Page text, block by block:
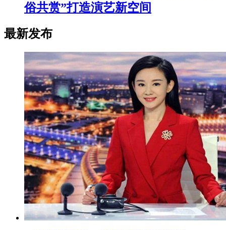
俗共赏”打造演艺新空间
最新发布